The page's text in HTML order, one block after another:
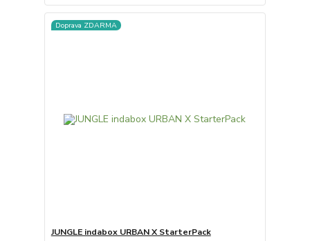
Doprava ZDARMA
JUNGLE indabox URBAN X StarterPack